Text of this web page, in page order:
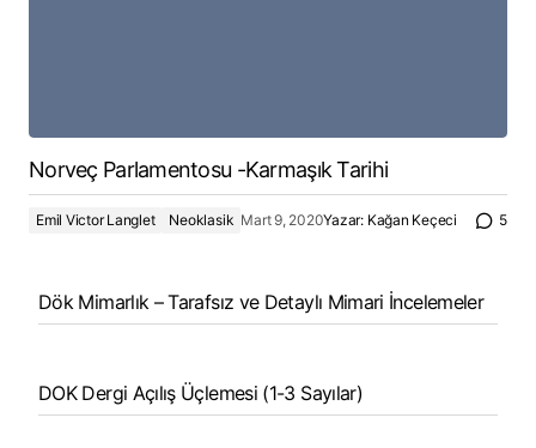
Norveç Parlamentosu -Karmaşık Tarihi
Emil Victor Langlet Neoklasik Mart 9, 2020Yazar: Kağan Keçeci 5
Dök Mimarlık – Tarafsız ve Detaylı Mimari İncelemeler
DOK Dergi Açılış Üçlemesi (1-3 Sayılar)